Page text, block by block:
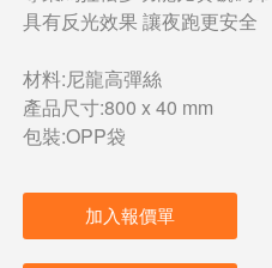
具有反光效果 讓夜跑更安全
材料:尼龍高彈絲
產品尺寸:800 x 40 mm
包裝:OPP袋
加入報價單